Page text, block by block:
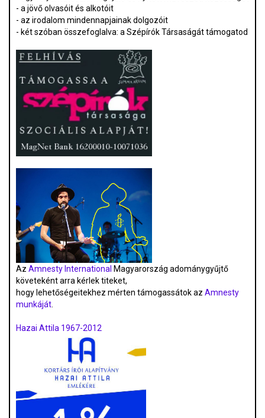
- a jövő olvasóit és alkotóit
- az irodalom mindennapjainak dolgozóit
- két szóban összefoglalva: a Szépírók Társaságát támogatod
Az Amnesty International Magyarország adománygyűjtő
követeként arra kérlek titeket,
hogy lehetőségeitekhez mérten támogassátok az Amnesty
munkáját.
Hazai Attila 1967-2012